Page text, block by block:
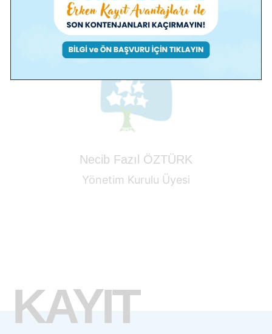
Necib Fazıl ÖZTÜRK
Yönetim Kurulu Üyesi
KAYIT